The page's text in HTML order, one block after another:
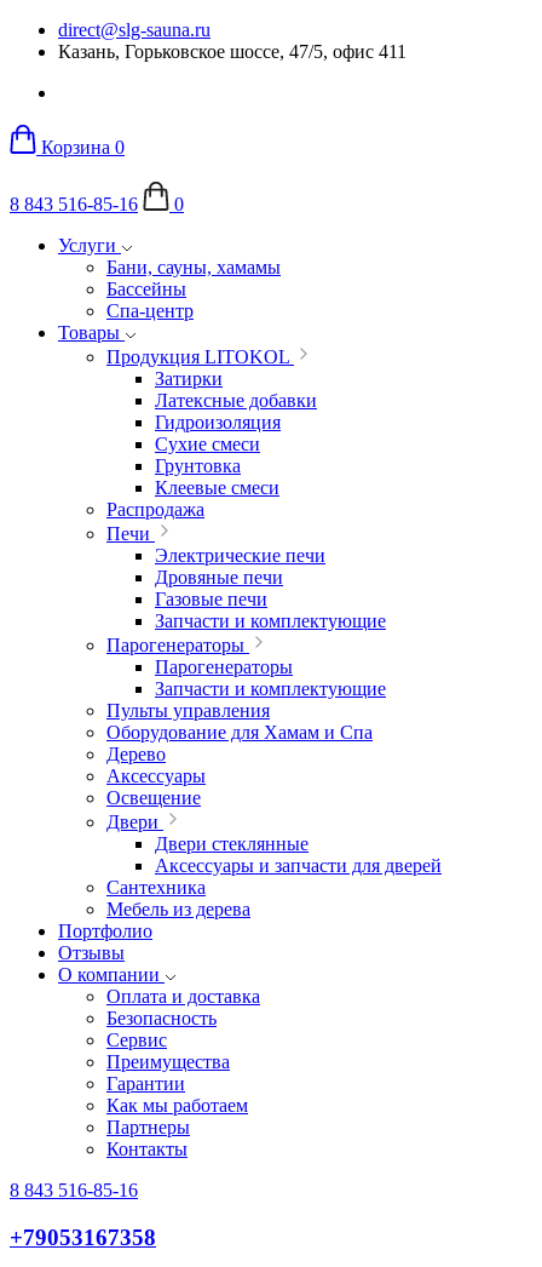
direct@slg-sauna.ru
Казань, Горьковское шоссе, 47/5, офис 411
Корзина 0
8 843 516-85-16
0
Услуги
Бани, сауны, хамамы
Бассейны
Спа-центр
Товары
Продукция LITOKOL
Затирки
Латексные добавки
Гидроизоляция
Сухие смеси
Грунтовка
Клеевые смеси
Распродажа
Печи
Электрические печи
Дровяные печи
Газовые печи
Запчасти и комплектующие
Парогенераторы
Парогенераторы
Запчасти и комплектующие
Пульты управления
Оборудование для Хамам и Спа
Дерево
Аксессуары
Освещение
Двери
Двери стеклянные
Аксессуары и запчасти для дверей
Сантехника
Мебель из дерева
Портфолио
Отзывы
О компании
Оплата и доставка
Безопасность
Сервис
Преимущества
Гарантии
Как мы работаем
Партнеры
Контакты
8 843 516-85-16
+79053167358